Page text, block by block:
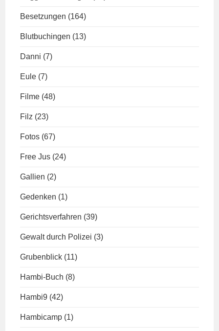
Besetzungen (164)
Blutbuchingen (13)
Danni (7)
Eule (7)
Filme (48)
Filz (23)
Fotos (67)
Free Jus (24)
Gallien (2)
Gedenken (1)
Gerichtsverfahren (39)
Gewalt durch Polizei (3)
Grubenblick (11)
Hambi-Buch (8)
Hambi9 (42)
Hambicamp (1)